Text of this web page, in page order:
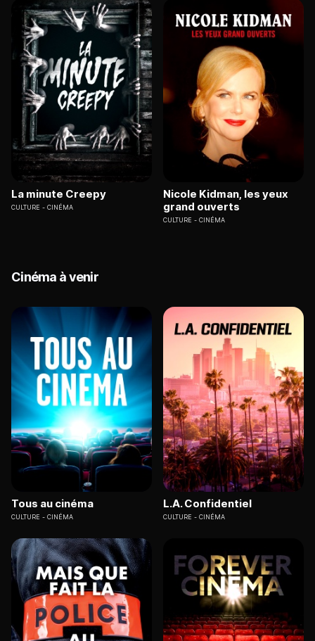
La minute Creepy
CULTURE CINÉMA
Nicole Kidman, les yeux
grand ouverts
CULTURE CINÉMA
Cinéma à venir
Tous au cinéma
CULTURE CINÉMA
L.A. Confidentiel
CULTURE CINÉMA